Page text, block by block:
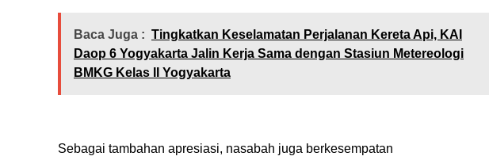
Baca Juga : Tingkatkan Keselamatan Perjalanan Kereta Api, KAI
Daop 6 Yogyakarta Jalin Kerja Sama dengan Stasiun Metereologi
BMKG Kelas II Yogyakarta
Sebagai tambahan apresiasi, nasabah juga berkesempatan